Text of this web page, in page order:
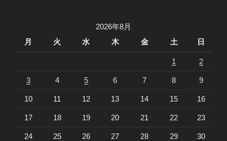
2026年8月
月
火 水 木 金 土 日
1 2
3 4 5 6 7 8 9
10 11 12 13 14 15 16
17 18 19 20 21 22 23
24 25 26 27 28 29 30